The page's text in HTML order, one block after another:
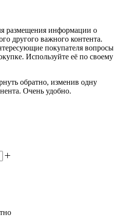
размещения информации о
другого важного контента.
покупателя вопросы
Используйте её по своему
обратно, изменив одну
Очень удобно.